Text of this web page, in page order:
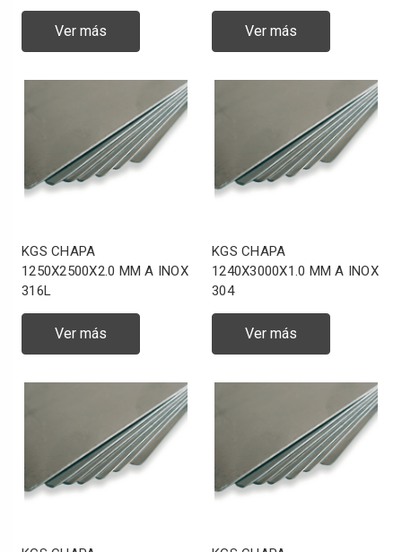
Ver más Ver más
KGS CHAPA
1250X2500X2.0 MM A INOX
316L
Ver más
KGS CHAPA
1240X3000X1.0 MM A INOX
304
Ver más